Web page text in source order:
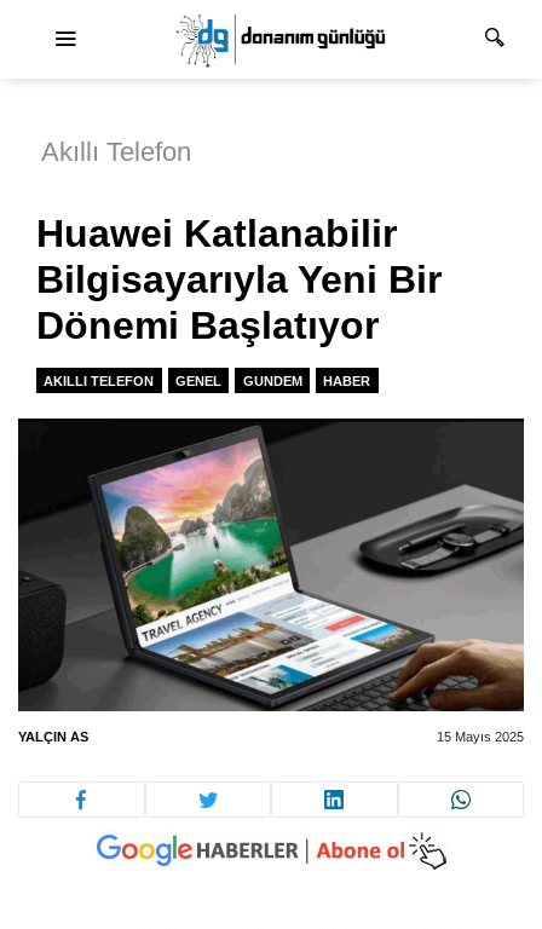
Akıllı Telefon
Huawei Katlanabilir
Bilgisayarıyla Yeni Bir
Dönemi Başlatıyor
AKILLI TELEFON GENEL GUNDEM HABER
YALÇIN AS 15 Mayıs 2025